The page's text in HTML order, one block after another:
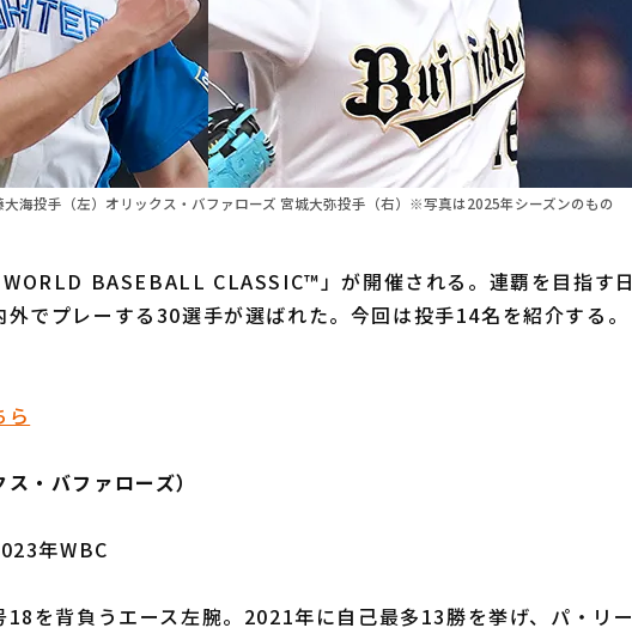
海投手（左）オリックス・バファローズ 宮城大弥投手（右）※写真は2025年シーズンのもの
BASEBALL CLASSIC™」が開催される。連覇を目指す日
でプレーする30選手が選ばれた。今回は投手14名を紹介する。
・バファローズ）
年WBC
を背負うエース左腕。2021年に自己最多13勝を挙げ、パ・リー